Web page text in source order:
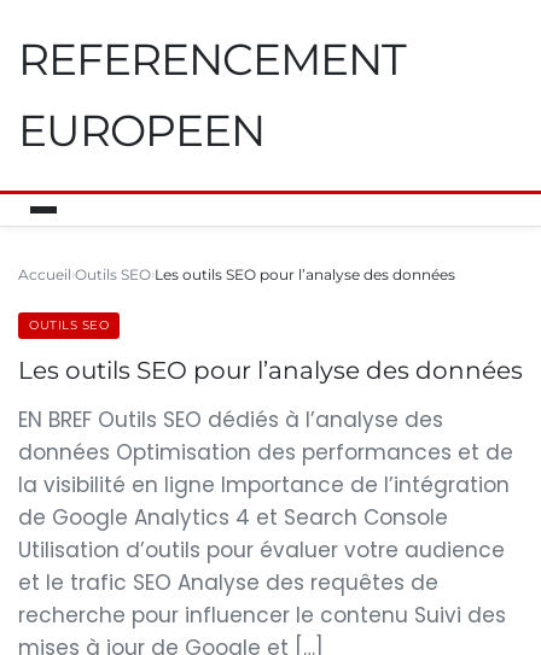
REFERENCEMENT
EUROPEEN
Accueil Outils SEO Les outils SEO pour l’analyse des données
OUTILS SEO
Les outils SEO pour l’analyse des données
EN BREF Outils SEO dédiés à l’analyse des
données Optimisation des performances et de
la visibilité en ligne Importance de l’intégration
de Google Analytics 4 et Search Console
Utilisation d’outils pour évaluer votre audience
et le trafic SEO Analyse des requêtes de
recherche pour influencer le contenu Suivi des
mises à jour de Google et […]